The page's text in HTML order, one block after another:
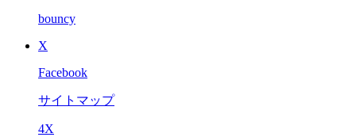
bouncy
X
Facebook
サイトマップ
4X